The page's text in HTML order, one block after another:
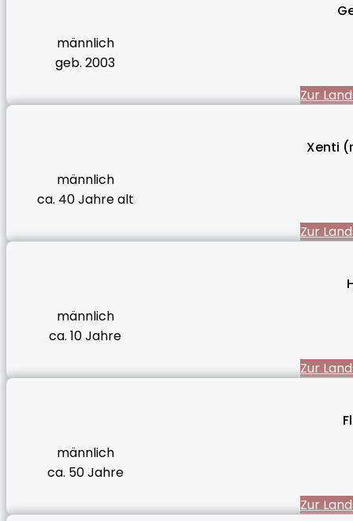
männlich
geb. 2003
Zur
Xenti
männlich
ca. 40 Jahre alt
Zur
männlich
ca. 10 Jahre
Zur
männlich
ca. 50 Jahre
Zur